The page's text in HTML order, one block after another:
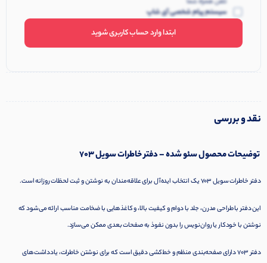
سیستم پیام شخصی آی شاپ
ابتدا وارد حساب کاربری شوید
نقد و بررسی
توضیحات محصول سئو شده – دفتر خاطرات سویل 703
دفتر خاطرات سویل 703 یک انتخاب ایده‌آل برای علاقه‌مندان به نوشتن و ثبت لحظات روزانه است.
این دفتر با طراحی مدرن، جلد با دوام و کیفیت بالا، و کاغذهایی با ضخامت مناسب ارائه می‌شود که
نوشتن با خودکار یا روان‌نویس را بدون نفوذ به صفحات بعدی ممکن می‌سازد.
دفتر 703 دارای صفحه‌بندی منظم و خط‌کشی دقیق است که برای نوشتن خاطرات، یادداشت‌های